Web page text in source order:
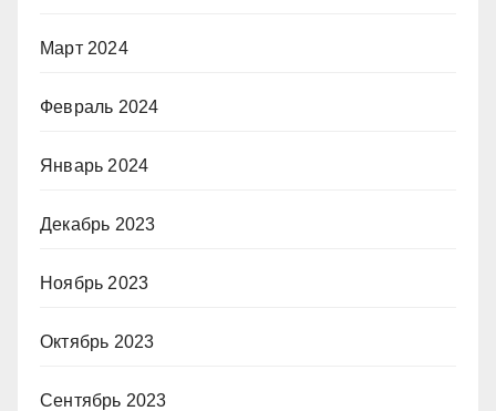
Март 2024
Февраль 2024
Январь 2024
Декабрь 2023
Ноябрь 2023
Октябрь 2023
Сентябрь 2023